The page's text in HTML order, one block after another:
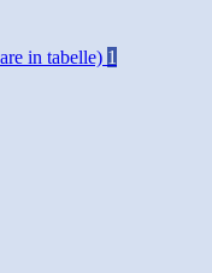
in tabelle) 1